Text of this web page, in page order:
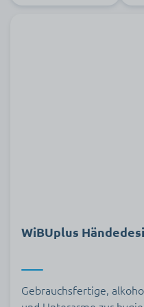
WiBUplus
Gebrauchsfertige,